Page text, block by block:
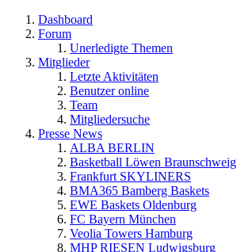
Dashboard
Forum
Unerledigte Themen
Mitglieder
Letzte Aktivitäten
Benutzer online
Team
Mitgliedersuche
Presse News
ALBA BERLIN
Basketball Löwen Braunschweig
Frankfurt SKYLINERS
BMA365 Bamberg Baskets
EWE Baskets Oldenburg
FC Bayern München
Veolia Towers Hamburg
MHP RIESEN Ludwigsburg